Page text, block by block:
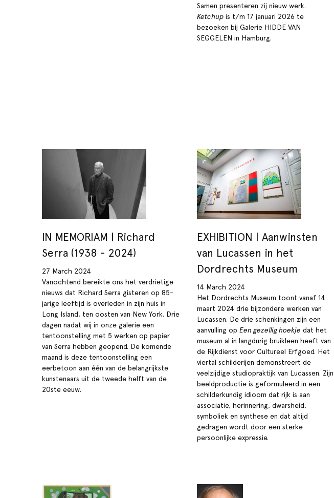
Samen presenteren zij nieuw werk.
Ketchupis t/m 17 januari 2026 te
bezoeken bij Galerie HIDDE VAN
SEGGELEN in Hamburg.
IN MEMORIAM | Richard
Serra (1938 - 2024)
27 March 2024
Vanochtend bereikte ons het verdrietige
nieuws dat Richard Serra gisteren op 85-
jarige leeftijd is overleden in zijn huis in
Long Island, ten oosten van New York. Drie
dagen nadat wij in onze galerie een
tentoonstelling met 5 werken op papier
van Serra hebben geopend. De komende
maand is deze tentoonstelling een
eerbetoon aan één van de belangrijkste
kunstenaars uit de tweede helft van de
20ste eeuw.
EXHIBITION | Aanwinsten
van Lucassen in het
Dordrechts Museum
14 March 2024
Het Dordrechts Museum toont vanaf 14
maart 2024 drie bijzondere werken van
Lucassen. De drie schenkingen zijn een
aanvulling op Een gezellig hoekje dat het
museum al in langdurig bruikleen heeft van
de Rijkdienst voor Cultureel Erfgoed. Het
viertal schilderijen demonstreert de
veelzijdige studiopraktijk van Lucassen. Zijn
beeldproductie is geformuleerd in een
schilderkundig idioom dat rijk is aan
associatie, herinnering, dwarsheid,
symboliek en synthese en dat altijd
gedragen wordt door een sterke
persoonlijke expressie.